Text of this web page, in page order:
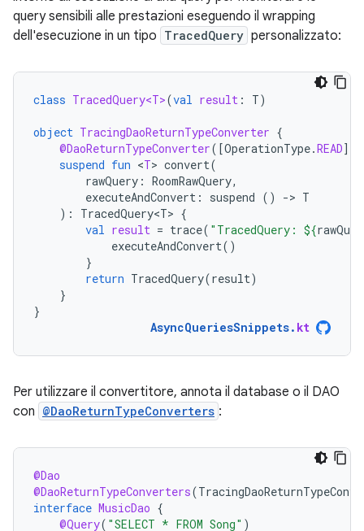
query sensibili alle prestazioni eseguendo il wrapping
dell'esecuzione in un tipo TracedQuery personalizzato:
class TracedQuery<T>(val result : T)
object TracingDaoReturnTypeConverter {
@DaoReturnTypeConverter( [OperationType.READ]
suspend fun <T> convert(
rawQuery : RoomRawQuery,
executeAndConvert : suspend () -> T
):
TracedQuery<T> {
val result = trace( "TracedQuery: ${
executeAndConvert()
}
return TracedQuery(result)
}
}
AsyncQueriesSnippets. kt
Per utilizzare il convertitore, annota il database o il DAO
con @DaoReturnTypeConverters :
@Dao
@DaoReturnTypeConverters(
interface MusicDao {
@Query( "SELECT * FROM Song" )